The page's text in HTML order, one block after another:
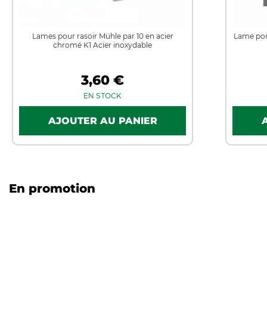
Lames pour rasoir Mühle par 10 en acier
chromé K1 Acier inoxydable
3,60 €
EN STOCK
Lame
En promotion